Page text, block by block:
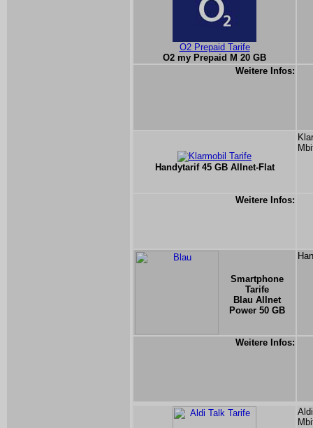
O2 Prepaid Tarife
O2 my Prepaid M 20 GB
Weitere Infos:
Handytarif 45 GB Allnet-Flat
Weitere Infos:
Smartphone
Tarife
Blau Allnet
Power 50 GB
Weitere Infos: